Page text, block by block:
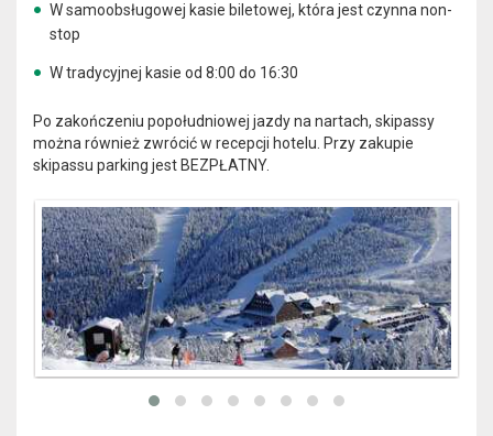
W samoobsługowej kasie biletowej, która jest czynna non-
stop
W tradycyjnej kasie od 8:00 do 16:30
Po zakończeniu popołudniowej jazdy na nartach, skipassy
można również zwrócić w recepcji hotelu. Przy zakupie
skipassu parking jest BEZPŁATNY.